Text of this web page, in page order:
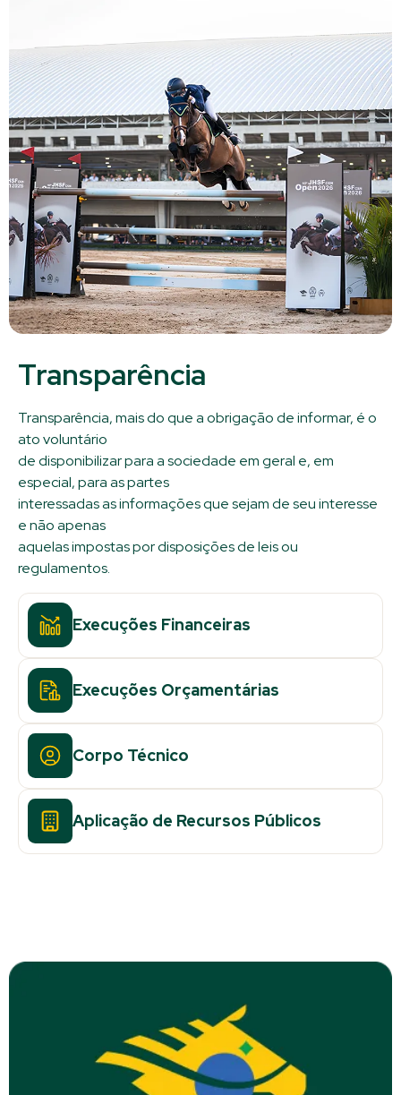
Transparência
Transparência, mais do que a obrigação de informar, é o
ato voluntário
de disponibilizar para a sociedade em geral e, em
especial, para as partes
interessadas as informações que sejam de seu interesse
e não apenas
aquelas impostas por disposições de leis ou
regulamentos.
Execuções Financeiras
Execuções Orçamentárias
Corpo Técnico
Aplicação de Recursos Públicos